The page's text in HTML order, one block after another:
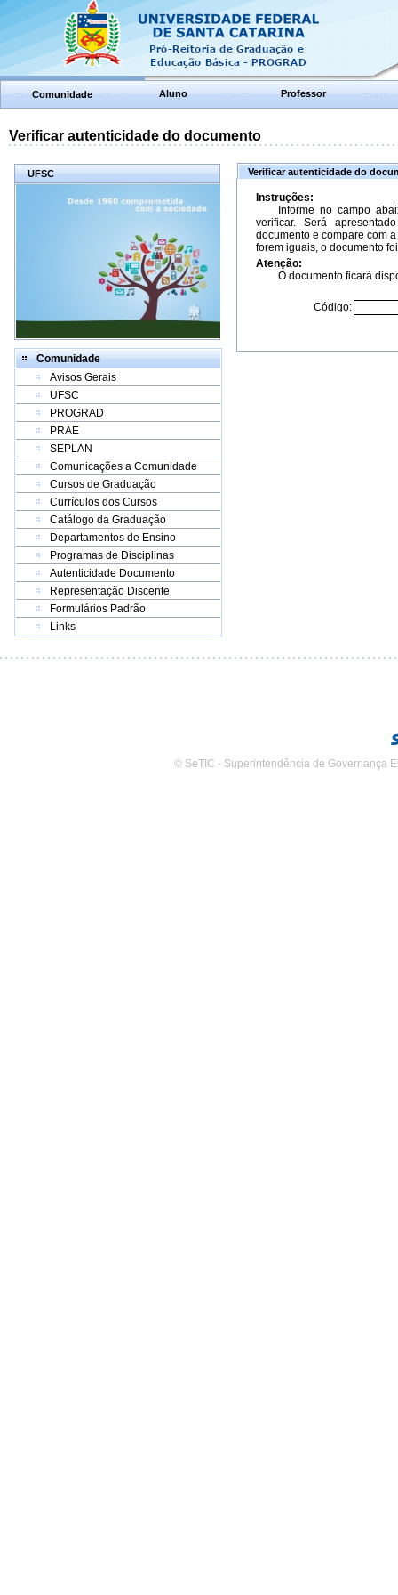
Comunidade Aluno Professor
Verificar autenticidade do documento
UFSC
Comunidade
Avisos Gerais
UFSC
PROGRAD
PRAE
SEPLAN
Comunicações a Comunidade
Cursos de Graduação
Currículos dos Cursos
Catálogo da Graduação
Departamentos de Ensino
Programas de Disciplinas
Autenticidade Documento
Representação Discente
Formulários Padrão
Links
Verificar autenticidade do
Instruções:
Informe no campo
verificar. Será
documento e compare com
forem iguais, o documento
Atenção:
O documento ficará
Código:
© SeTIC - Superintendência de Governança